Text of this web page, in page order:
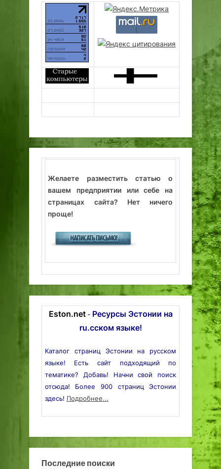
Желаете разместить статью о
вашем предприятии или себе на
страницах сайта? Нет ничего
проще!
Eston.net- Ресурсы Эстонии на
ru.сском языке!
Каталог страниц Эстонии на русском
языке! Есть сайт подходящий по
тематике? Добавь! Начни свой поиск
отсюда! Более 900 страниц Эстонии
здесь! Подробнее...
Последние поиски